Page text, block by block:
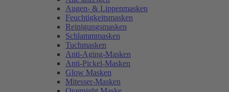
Augen- & Lippenmasken
Feuchtigkeitsmasken
Reinigungsmasken
Schlammmasken
Tuchmasken
Anti-Aging-Masken
Anti-Pickel-Masken
Glow Masken
Mitesser-Masken